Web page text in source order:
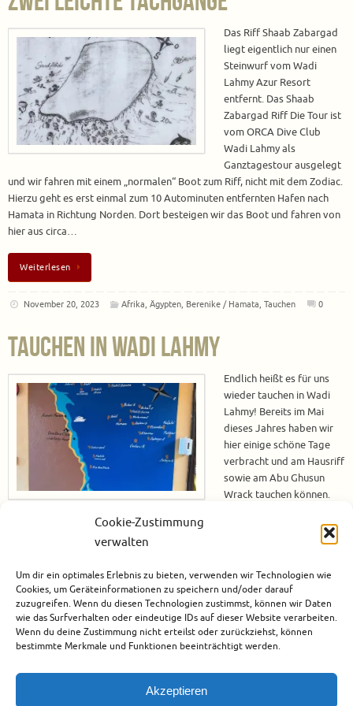
Cookie-Zustimmung
verwalten
Um dir ein optimales Erlebnis zu bieten, verwenden wir Technologien wie
Cookies, um Geräteinformationen zu speichern und/oder darauf
zuzugreifen. Wenn du diesen Technologien zustimmst, können wir Daten
wie das Surfverhalten oder eindeutige IDs auf dieser Website verarbeiten.
Wenn du deine Zustimmung nicht erteilst oder zurückziehst, können
bestimmte Merkmale und Funktionen beeinträchtigt werden.
Akzeptieren
Das Riff Shaab Zabargad
liegt eigentlich nur einen
Steinwurf vom Wadi
Lahmy Azur Resort
entfernt. Das Shaab
Zabargad Riff Die Tour ist
vom ORCA Dive Club
Wadi Lahmy als
Ganztagestour ausgelegt
und wir fahren mit einem „normalen“ Boot zum Riff, nicht mit dem Zodiac.
Hierzu geht es erst einmal zum 10 Autominuten entfernten Hafen nach
Hamata in Richtung Norden. Dort besteigen wir das Boot und fahren von
hier aus circa…
Weiterlesen
November 20, 2023 Afrika,Ägypten, Berenike / Hamata,Tauchen 0
Tauchen in Wadi Lahmy
Endlich heißt es für uns
wieder tauchen in Wadi
Lahmy! Bereits im Mai
dieses Jahres haben wir
hier einige schöne Tage
verbracht und am Hausriff
sowie am Abu Ghusun
Wrack tauchen können.
gut gefallen, dass wir direkt beschlossen haben jetzt nochmal her zu
kommen, um weitere großartige Tauchplätze zu erkunden. Tauchen in
Weiterlesen
November 9, 2023
Afrika,Ägypten ,Berenike / Hamata,Marsa Alam ,Tauchen 0